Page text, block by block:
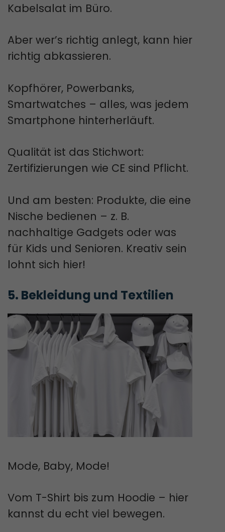
Kabelsalat im Büro.
Aber wer’s richtig anlegt, kann hier
richtig abkassieren.
Kopfhörer, Powerbanks,
Smartwatches – alles, was jedem
Smartphone hinterherläuft.
Qualität ist das Stichwort:
Zertifizierungen wie CE sind Pflicht.
Und am besten: Produkte, die eine
Nische bedienen – z. B.
nachhaltige Gadgets oder was
für Kids und Senioren. Kreativ sein
lohnt sich hier!
5. Bekleidung und Textilien
Mode, Baby, Mode!
Vom T-Shirt bis zum Hoodie – hier
kannst du echt viel bewegen.